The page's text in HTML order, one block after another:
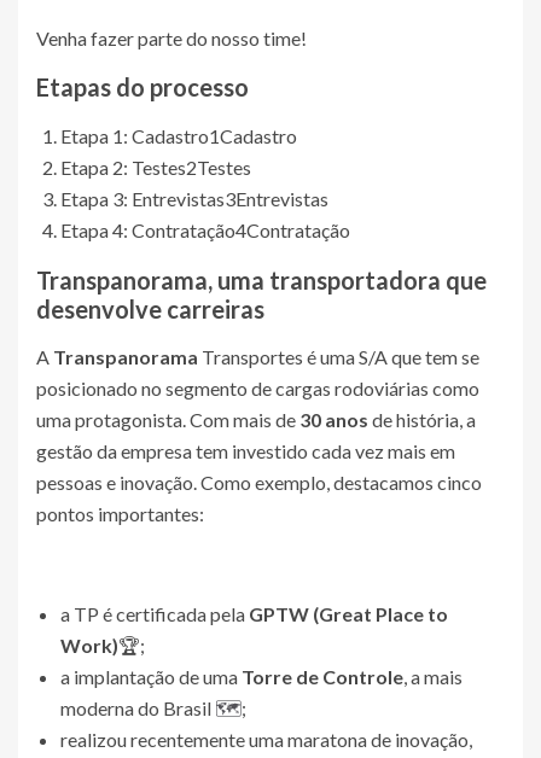
Venha fazer parte do nosso time!
Etapas do processo
Etapa 1: Cadastro1Cadastro
Etapa 2: Testes2Testes
Etapa 3: Entrevistas3Entrevistas
Etapa 4: Contratação4Contratação
Transpanorama, uma transportadora que
desenvolve carreiras
A Transpanorama Transportes é uma S/A que tem se
posicionado no segmento de cargas rodoviárias como
uma protagonista. Com mais de 30 anos de história, a
gestão da empresa tem investido cada vez mais em
pessoas e inovação. Como exemplo, destacamos cinco
pontos importantes:
a TP é certificada pela GPTW (Great Place to
Work)🏆;
a implantação de uma Torre de Controle, a mais
moderna do Brasil 🗺️;
realizou recentemente uma maratona de inovação,